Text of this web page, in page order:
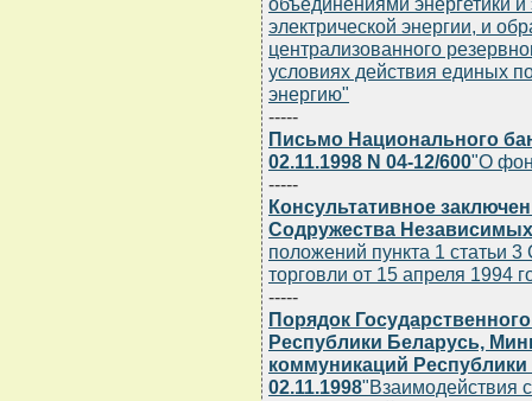
электрической энергии, и
централизованного
условиях действия единых
энергию"
-----
Письмо Национального
02.11.1998 N 04-12/600"О
-----
Консультативное
Содружества Независимых
положений пункта 1 статьи
торговли от 15 апреля 1994
-----
Порядок
Республики Беларусь,
коммуникаций Республики
02.11.1998"Взаимодействия